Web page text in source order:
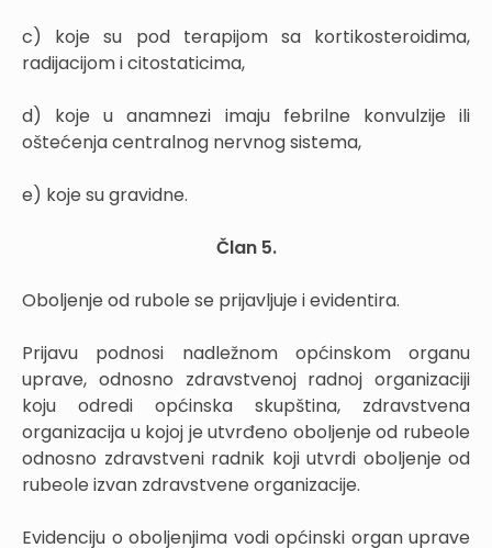
c) koje su pod terapijom sa kortikosteroidima,
radijacijom i citostaticima,
d) koje u anamnezi imaju febrilne konvulzije ili
oštećenja centralnog nervnog sistema,
e) koje su gravidne.
Član 5.
Oboljenje od rubole se prijavljuje i evidentira.
Prijavu podnosi nadležnom općinskom organu
uprave, odnosno zdravstvenoj radnoj organizaciji
koju odredi općinska skupština, zdravstvena
organizacija u kojoj je utvrđeno oboljenje od rubeole
odnosno zdravstveni radnik koji utvrdi oboljenje od
rubeole izvan zdravstvene organizacije.
Evidenciju o oboljenjima vodi općinski organ uprave